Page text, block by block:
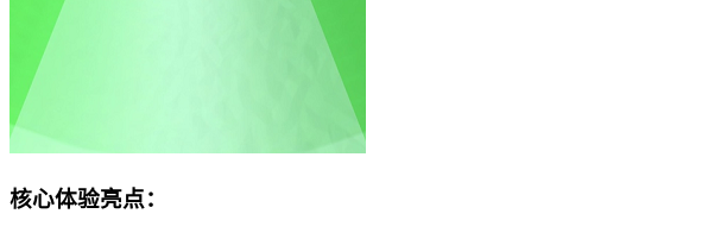
核心体验亮点：